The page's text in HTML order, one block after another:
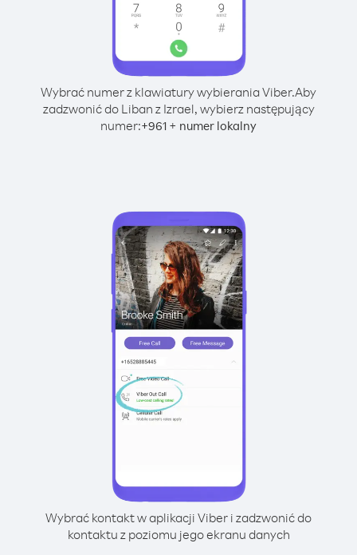
Wybrać numer z klawiatury wybierania Viber.Aby
zadzwonić do Liban z Izrael, wybierz następujący
numer:+961 + numer lokalny
Wybrać kontakt w aplikacji Viber i zadzwonić do
kontaktu z poziomu jego ekranu danych